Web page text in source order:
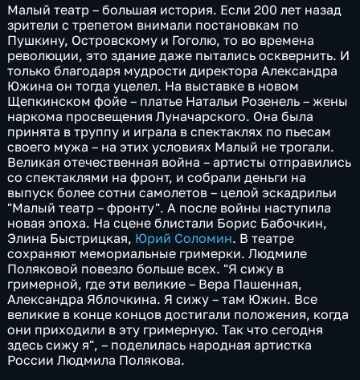
Малый театр – большая история. Если 200 лет назад
зрители с трепетом внимали постановкам по
Пушкину, Островскому и Гоголю, то во времена
революции, это здание даже пытались осквернить. И
только благодаря мудрости директора Александра
Южина он тогда уцелел. На выставке в новом
Щепкинском фойе – платье Натальи Розенель – жены
наркома просвещения Луначарского. Она была
принята в труппу и играла в спектаклях по пьесам
своего мужа – на этих условиях Малый не трогали.
Великая отечественная война – артисты отправились
со спектаклями на фронт, и собрали деньги на
выпуск более сотни самолетов – целой эскадрильи
"Малый театр – фронту". А после войны наступила
новая эпоха. На сцене блистали Борис Бабочкин,
Элина Быстрицкая, Юрий Соломин. В театре
сохраняют мемориальные гримерки. Людмиле
Поляковой повезло больше всех. "Я сижу в
гримерной, где эти великие – Вера Пашенная,
Александра Яблочкина. Я сижу – там Южин. Все
великие в конце концов достигали положения, когда
они приходили в эту гримерную. Так что сегодня
здесь сижу я", – поделилась народная артистка
России Людмила Полякова.